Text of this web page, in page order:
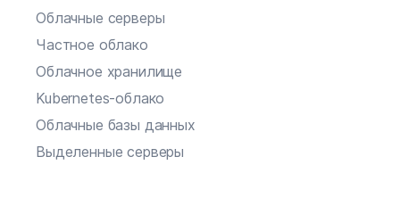
Облачные серверы
Частное облако
Облачное хранилище
Kubernetes-облако
Облачные базы данных
Выделенные серверы